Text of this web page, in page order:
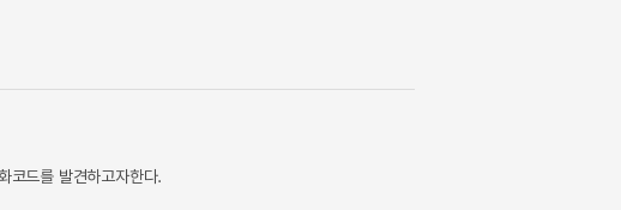
코드를 발견하고자한다.